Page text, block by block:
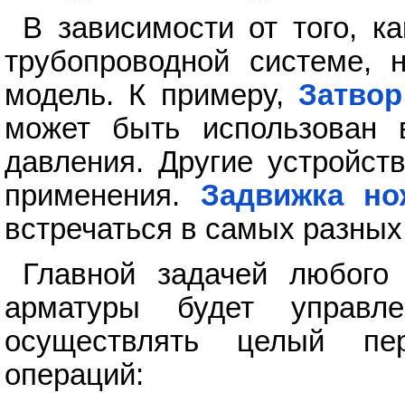
В зависимости от того,
трубопроводной системе,
модель. К примеру,
может быть
давления. Другие
применения. Задвижка
встречаться в самых
Главной задачей
арматуры будет
осуществлять целый
операций: